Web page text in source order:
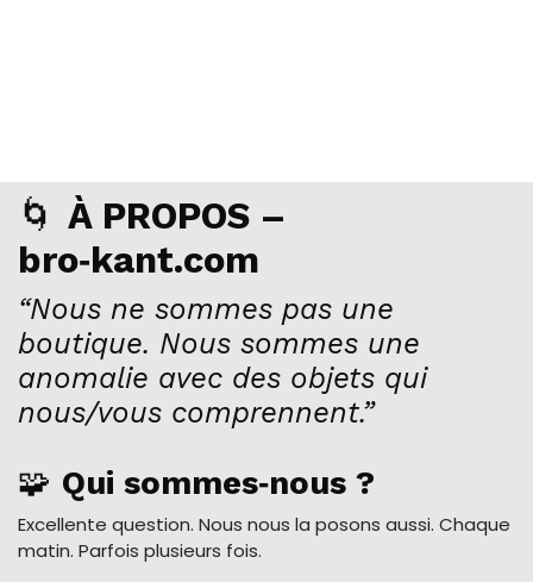
🌀 À PROPOS –
bro‑kant.com
“Nous ne sommes pas une
boutique. Nous sommes une
anomalie avec des objets qui
nous/vous comprennent.”
🧩 Qui sommes‑nous ?
Excellente question. Nous nous la posons aussi. Chaque
matin. Parfois plusieurs fois.